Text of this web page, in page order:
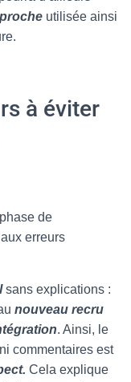
utilisée ainsi
à éviter
de
erreurs
sans explications :
nouveau recru
. Ainsi, le
ni commentaires est
Cela explique